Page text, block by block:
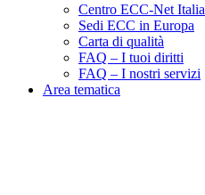
Centro ECC-Net Italia
Sedi ECC in Europa
Carta di qualità
FAQ – I tuoi diritti
FAQ – I nostri servizi
Area tematica